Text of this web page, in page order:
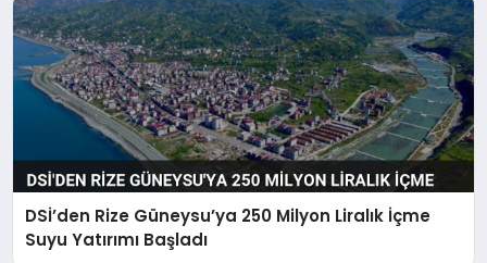
DSİ’den Rize Güneysu’ya 250 Milyon Liralık İçme
Suyu Yatırımı Başladı